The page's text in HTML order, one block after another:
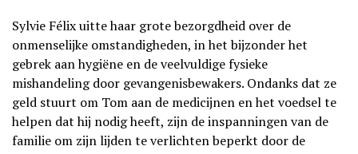
Sylvie Félix uitte haar grote bezorgdheid over de
onmenselijke omstandigheden, in het bijzonder het
gebrek aan hygiëne en de veelvuldige fysieke
mishandeling door gevangenisbewakers. Ondanks dat ze
geld stuurt om Tom aan de medicijnen en het voedsel te
helpen dat hij nodig heeft, zijn de inspanningen van de
familie om zijn lijden te verlichten beperkt door de